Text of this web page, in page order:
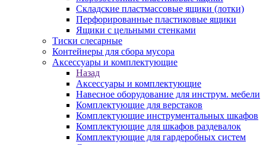
Складские пластмассовые ящики (лотки)
Перфорированные пластиковые ящики
Ящики с цельными стенками
Тиски слесарные
Контейнеры для сбора мусора
Аксессуары и комплектующие
Назад
Аксессуары и комплектующие
Навесное оборудование для инструм. мебели
Комплектующие для верстаков
Комплектующие инструментальных шкафов
Комплектующие для шкафов раздевалок
Комплектующие для гардеробных систем